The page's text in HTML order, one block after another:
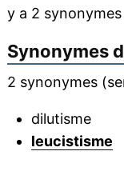
y a 2
Synonymes
2 synonymes
dilutisme
leucistisme